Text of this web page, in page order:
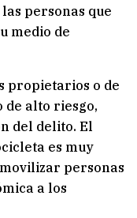
personas que
medio de
propietarios o de
de alto riesgo,
del delito. El
es muy
personas
a los